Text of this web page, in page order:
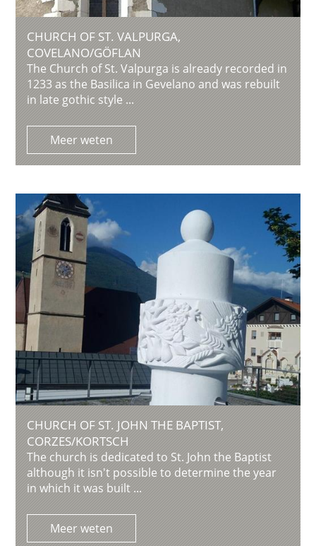
CHURCH OF ST. VALPURGA,
COVELANO/GÖFLAN
The Church of St. Valpurga is already recorded in
1233 as the Basilica in Gevelano and was rebuilt
in late gothic style ...
Meer weten
CHURCH OF ST. JOHN THE BAPTIST,
CORZES/KORTSCH
The church is dedicated to St. John the Baptist
although it isn't possible to determine the year
in which it was built ...
Meer weten